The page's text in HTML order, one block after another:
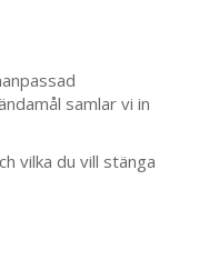
samlar vi in
vilka du vill stänga